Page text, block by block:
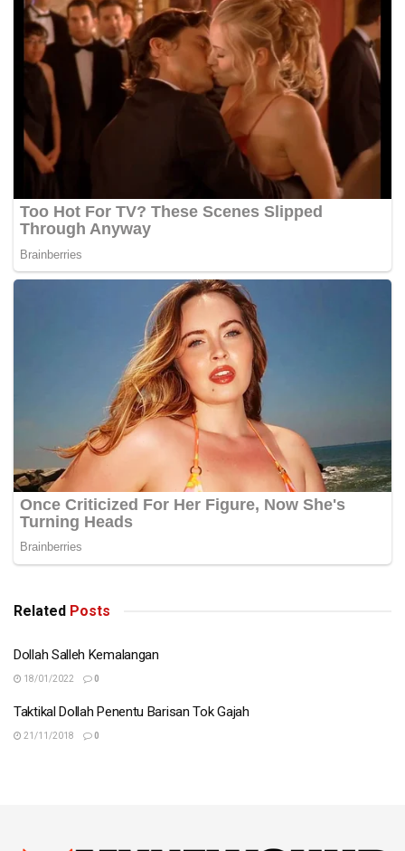
Related Posts
Dollah Salleh Kemalangan
18/01/2022 0
Taktikal Dollah Penentu Barisan Tok Gajah
21/11/2018 0